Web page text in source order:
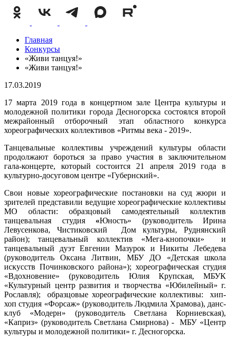
Главная
Конкурсы
«Живи танцуя!»
«Живи танцуя!»
17.03.2019
17 марта 2019 года в концертном зале Центра культуры и
молодежной политики города Десногорска состоялся второй
межрайонный отборочный этап областного конкурса
хореографических коллективов «Ритмы века - 2019».
Танцевальные коллективы учреждений культуры области
продолжают бороться за право участия в заключительном
гала-концерте, который состоится 21 апреля 2019 года в
культурно-досуговом центре «Губернский».
Свои новые хореографические постановки на суд жюри и
зрителей представили ведущие хореографические коллективы
МО области: образцовый самодеятельный коллектив
танцевальная студия «Юность» (руководитель Ирина
Левусенкова, Чистиковский Дом культуры, Руднянский
район); танцевальный коллектив «Мега-кнопочки» и
танцевальный дуэт Евгении Мазурок и Никиты Лебедева
(руководитель Оксана Литвин, МБУ ДО «Детская школа
искусств Починковского района»); хореографическая студия
«Вдохновение» (руководитель Юлия Крупская, МБУК
«Культурный центр развития и творчества «Юбилейный» г.
Рославля); образцовые хореографические коллективы: хип-
хоп студия «Форсаж» (руководитель Людмила Храмова), данс-
клуб «Модерн» (руководитель Светлана Корниевская),
«Каприз» (руководитель Светлана Смирнова) - МБУ «Центр
культуры и молодежной политики» г. Десногорска.